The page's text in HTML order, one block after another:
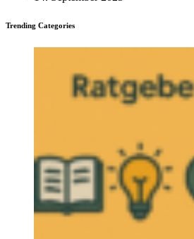
Trending Categories